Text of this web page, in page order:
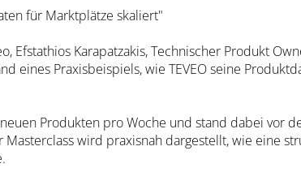
für Marktplätze skaliert"
Efstathios Karapatzakis, Technischer Produkt
eines Praxisbeispiels, wie TEVEO seine
Produkten pro Woche und stand dabei vor
wird praxisnah dargestellt, wie eine